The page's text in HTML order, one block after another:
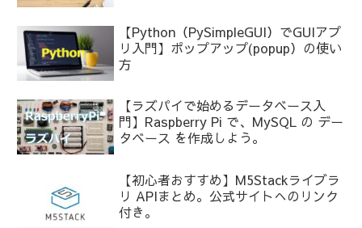
【Python（PySimpleGUI）でGUIアプ
リ入門】ポップアップ(popup）の使い
方
【ラズパイで始めるデータベース入
門】Raspberry Pi で、MySQL の デー
タベース を作成しよう。
【初心者おすすめ】M5Stackライブラ
リ APIまとめ。公式サイトへのリンク
付き。